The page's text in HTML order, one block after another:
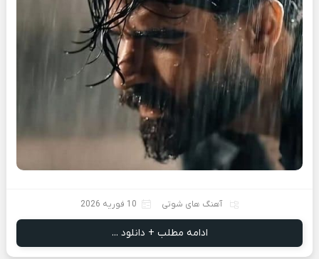
آهنگ های شوتی 10 فوریه 2026
ادامه مطلب + دانلود ...